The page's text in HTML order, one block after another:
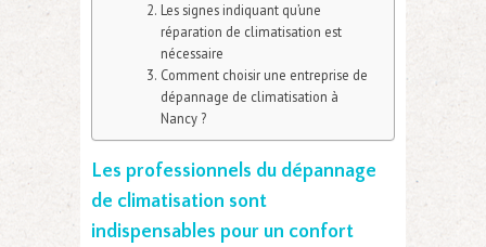
Les signes indiquant qu’une
réparation de climatisation est
nécessaire
Comment choisir une entreprise de
dépannage de climatisation à
Nancy ?
Les professionnels du dépannage
de climatisation sont
indispensables pour un confort